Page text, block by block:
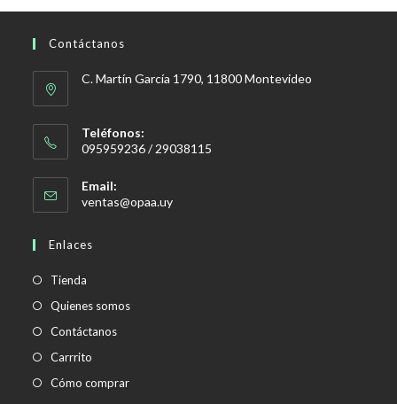
Contáctanos
C. Martín García 1790, 11800 Montevideo
Teléfonos:
095959236 / 29038115
Email:
ventas@opaa.uySe
Enlaces
Tienda
Quienes somos
Contáctanos
Carrrito
Cómo comprar